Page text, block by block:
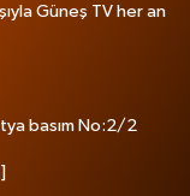
Güneş TV her an
basım No:2/2